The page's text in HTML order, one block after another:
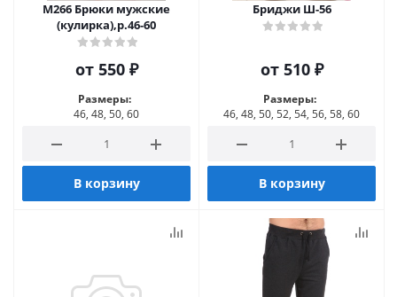
М266 Брюки мужские
(кулирка),р.46-60
от 550 ₽
Размеры:
46, 48, 50, 60
В корзину
Бриджи Ш-56
от 510 ₽
Размеры:
46, 48, 50, 52, 54, 56, 58, 60
В корзину